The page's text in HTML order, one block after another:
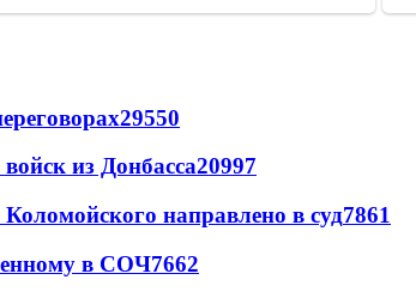
29550
из Донбасса20997
направлено в суд7861
в СОЧ7662